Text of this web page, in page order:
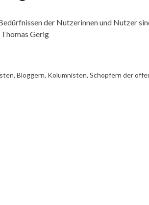
der Nutzerinnen und Nutzer
Gerig
Bloggern, Kolumnisten, Schöpfern der